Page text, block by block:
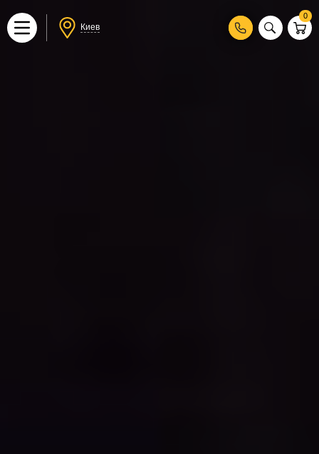
Киев
0